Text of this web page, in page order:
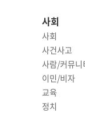
사회
사회
사건사고
사람/커뮤니티
이민/비자